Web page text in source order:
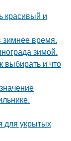
красивый и
зимнее время.
зимой.
выбирать и что
для укрытых